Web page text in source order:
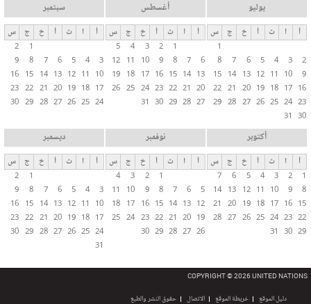
يوليو
أ ا ث أ خ ج
س
1
2
3
4
5
6
7
8
9
10
11
12
13
14
15
16
17
18
19
20
21
22
23
24
25
26
27
28
29
30
31
أغسطس
أ ا ث أ خ ج
س
1
2
3
4
5
6
7
8
9
10
11
12
13
14
15
16
17
18
19
20
21
22
23
24
25
26
27
28
29
30
31
سبتمبر
أ ا ث أ خ ج
س
1
2
3
4
5
6
7
8
9
10
11
12
13
14
15
16
17
18
19
20
21
22
23
24
25
26
27
28
29
30
أكتوبر
أ ا ث أ خ ج
س
1
2
3
4
5
6
7
8
9
10
11
12
13
14
15
16
17
18
19
20
21
22
23
24
25
26
27
28
29
30
31
نوفمبر
أ ا ث أ خ ج
س
1
2
3
4
5
6
7
8
9
10
11
12
13
14
15
16
17
18
19
20
21
22
23
24
25
26
27
28
29
30
ديسمبر
أ ا ث أ خ ج
س
1
2
3
4
5
6
7
8
9
10
11
12
13
14
15
16
17
18
19
20
21
22
23
24
25
26
27
28
29
30
31
COPYRIGHT © 2026 UNITED NATIONS
دليل الموقع خريطة الموقع الاتصال حقوق النشر والطبع